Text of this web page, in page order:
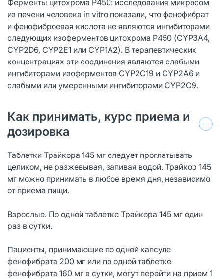
Ферменты цитохрома Р450: исследования микросом
из печени человека in vitro показали, что фенофибрат
и фенофиброевая кислота не являются ингибиторами
следующих изоферментов цитохрома Р450 (CYP3A4,
CYP2D6, CYP2E1 или CYP1A2). В терапевтических
концентрациях эти соединения являются слабыми
ингибиторами изоферментов CYP2C19 и CYP2A6 и
слабыми или умеренными ингибиторами CYP2C9.
Как принимать, курс приема и
дозировка
Таблетки Трайкора 145 мг следует проглатывать
целиком, не разжевывая, запивая водой. Трайкор 145
мг можно принимать в любое время дня, независимо
от приема пищи.
Взрослые. По одной таблетке Трайкора 145 мг один
раз в сутки.
Пациенты, принимающие по одной капсуле
фенофибрата 200 мг или по одной таблетке
фенофибрата 160 мг в сутки, могут перейти на прием 1